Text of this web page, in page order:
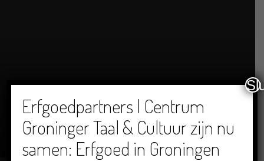
Dichters in de Prinsentuin: Verslag Zomor Wat
Ommaans
29/06/2026
Erfgoedpartners | Centrum
Groninger Taal & Cultuur zijn nu
samen: Erfgoed in Groningen